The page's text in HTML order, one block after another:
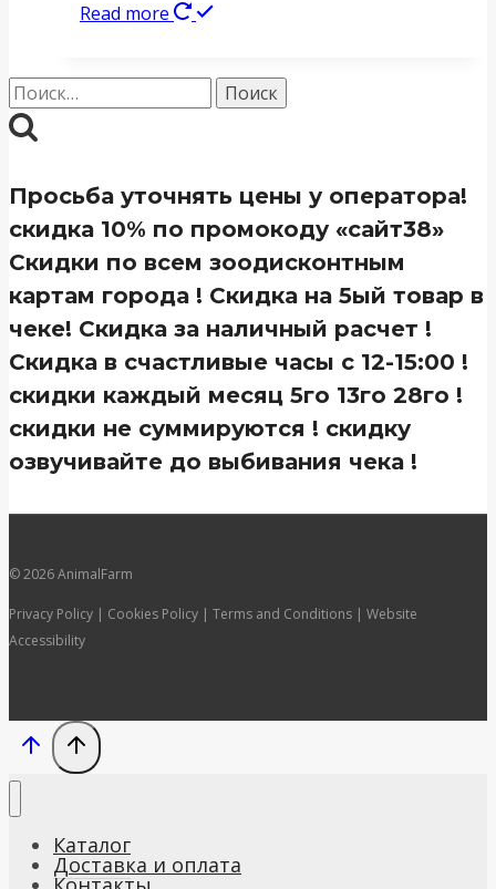
Read more
Найти:
Просьба уточнять цены у оператора!
скидка 10% по промокоду «сайт38»
Скидки по всем зоодисконтным
картам города ! Скидка на 5ый товар в
чеке! Скидка за наличный расчет !
Скидка в счастливые часы с 12-15:00 !
скидки каждый месяц 5го 13го 28го !
скидки не суммируются ! скидку
озвучивайте до выбивания чека !
© 2026 AnimalFarm
Privacy Policy | Cookies Policy | Terms and Conditions | Website
Accessibility
Каталог
Доставка и оплата